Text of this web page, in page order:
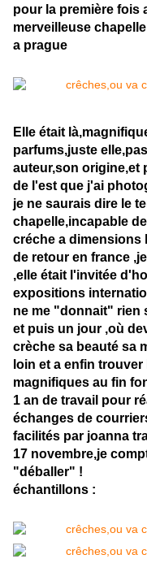
pour la première fois
merveilleuse
a prague
Elle était
parfums,juste
auteur,son origine,et
de l'est que j'ai
je ne saurais dire le
chapelle,incapable
créche a dimensions
de retour en france
,elle était l'invitée
expositions
ne me "donnait" rien
et puis un jour ,où
crèche sa beauté sa
loin et a enfin
magnifiques au fin
1 an de travail pour
échanges de
facilités par joanna
17 novembre,je
"déballer" !
échantillons :